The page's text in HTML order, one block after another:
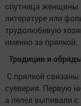
спутница женщины
литературе или
трудолюбивую
именно за прялкой.
Традиции и
С прялкой
суеверия. Первую
а пепел выпивали